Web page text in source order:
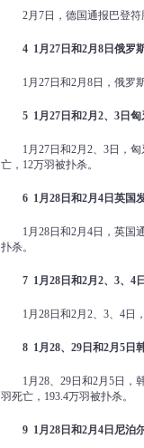
2月7日，德国通报巴登
4 1月 27日和2月 8日俄罗
1月27日和2月8日，俄罗
5 1月 27日和2月 2、 3日匈
1月27日和2月2、3日，
亡，12万羽被扑杀。
6 1月 28日和2月 4日英国
1月28日和2月4日，英国
扑杀。
7 1月 28日和2月 2、 3、 4
1月28日和2月2、3、4日
8 1月 28、 29日和2月 5日
1月28、29日和2月5日，
羽死亡，193.4万羽被扑杀。
9 1月 28日和2月 4日尼泊